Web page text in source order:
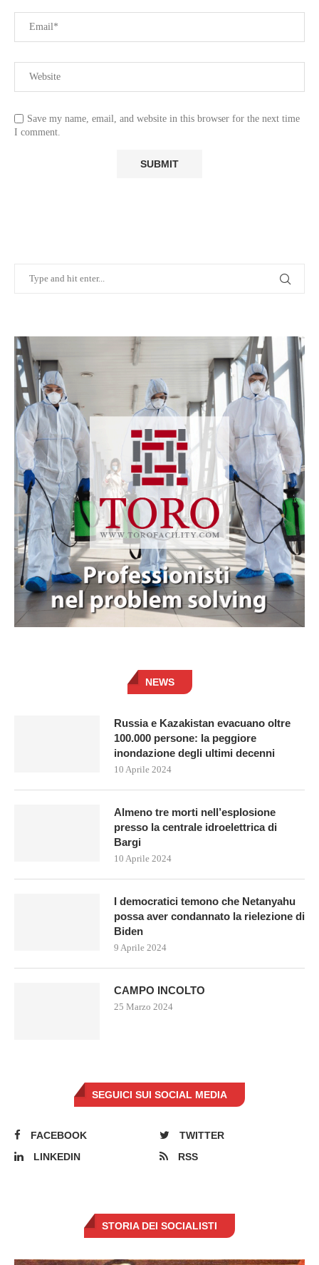
Save my name, email, and website in this browser for the next time
I comment.
NEWS
Russia e Kazakistan evacuano oltre
100.000 persone: la peggiore
inondazione degli ultimi decenni
10 Aprile 2024
Almeno tre morti nell’esplosione
presso la centrale idroelettrica di
Bargi
10 Aprile 2024
I democratici temono che Netanyahu
possa aver condannato la rielezione di
Biden
9 Aprile 2024
CAMPO INCOLTO
25 Marzo 2024
SEGUICI SUI SOCIAL MEDIA
FACEBOOK
TWITTER
LINKEDIN
RSS
STORIA DEI SOCIALISTI